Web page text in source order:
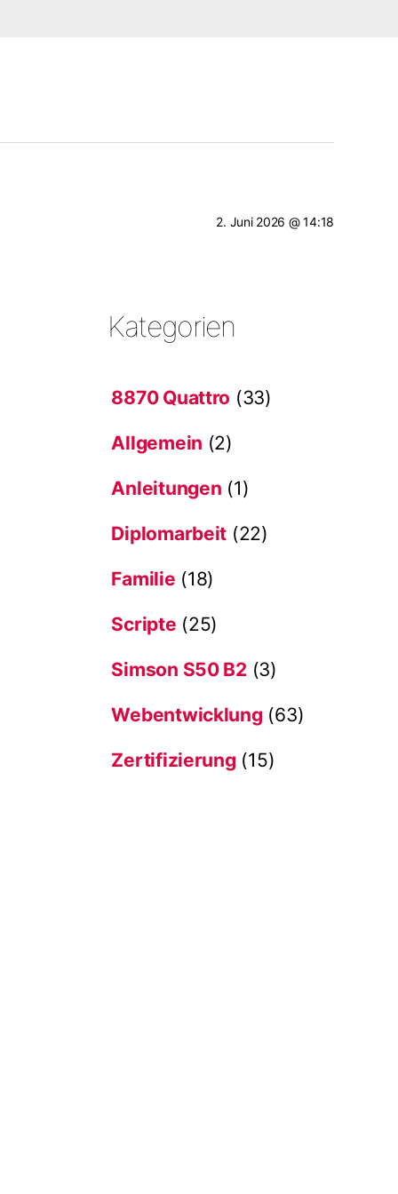
2. Juni 2026 @ 14:18
Kategorien
8870 Quattro (33)
Allgemein (2)
Anleitungen (1)
Diplomarbeit (22)
Familie (18)
Scripte (25)
Simson S50 B2(3)
Webentwicklung (63)
Zertifizierung (15)